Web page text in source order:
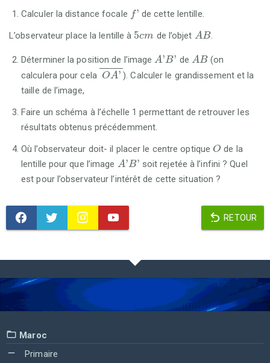
Calculer la distance focale f'
f' de cette lentille.
L’observateur place la lentille à 5cm
5cm de l’objet AB
AB .
Déterminer la position de l’imageA'B'
A'B' de AB
AB (on
calculera pour cela OA'
OA'
). Calculer le grandissement et la
taille de l’image,
Faire un schéma à l’échelle 1 permettant de retrouver les
résultats obtenus précédemment.
Où l’observateur doit- il placer le centre optique O
O de la
lentille pour que l’image A'B'
A'B'
soit rejetée à l’infini ? Quel
est pour l’observateur l’intérêt de cette situation ?
RETOUR
Maroc
Primaire